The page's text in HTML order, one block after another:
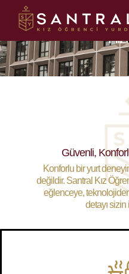
Güvenli,
Konforlu bir yurt
değildir. Santral Kız
eğlenceye,
detayı